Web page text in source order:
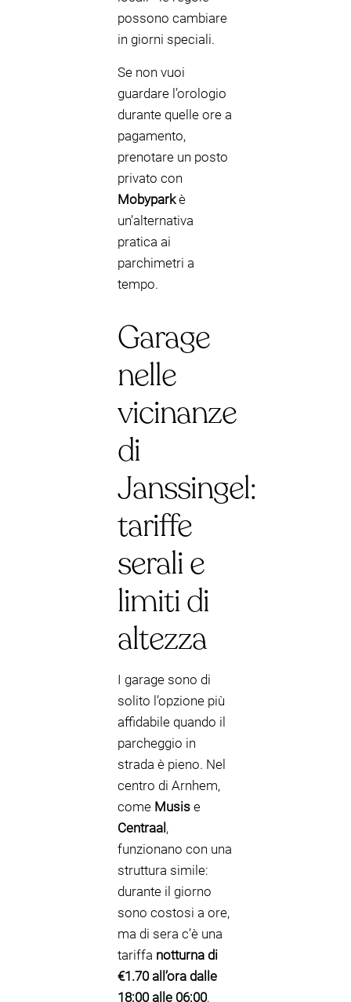
possono cambiare
in giorni speciali.
Se non vuoi
guardare l’orologio
durante quelle ore a
pagamento,
prenotare un posto
privato con
Mobyparkè
un’alternativa
pratica ai
parchimetri a
tempo.
Garage
nelle
vicinanze
di
Janssingel:
tariffe
serali e
limiti di
altezza
I garage sono di
solito l’opzione più
affidabile quando il
parcheggio in
strada è pieno. Nel
centro di Arnhem,
come Musis e
Centraal ,
funzionano con una
struttura simile:
durante il giorno
sono costosi a ore,
ma di sera c’è una
tariffa notturna di
€1.70 all’ora dalle
18:00 alle 06:00,